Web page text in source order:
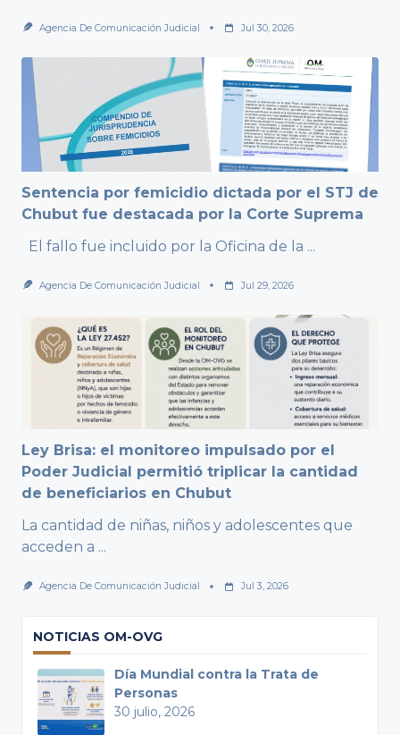
Agencia De Comunicación Judicial Jul 30, 2026
Sentencia por femicidio dictada por el STJ de
Chubut fue destacada por la Corte Suprema
El fallo fue incluido por la Oficina de la ...
Agencia De Comunicación Judicial Jul 29, 2026
Ley Brisa: el monitoreo impulsado por el
Poder Judicial permitió triplicar la cantidad
de beneficiarios en Chubut
La cantidad de niñas, niños y adolescentes que
acceden a ...
Agencia De Comunicación Judicial Jul 3, 2026
NOTICIAS OM-OVG
Día Mundial contra la Trata de
Personas
30 julio, 2026